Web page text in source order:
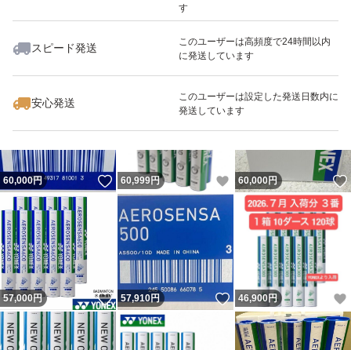
す
スピード発送
このユーザーは高頻度で24時間以内
に発送しています
安心発送
このユーザーは設定した発送日数内に
発送しています
いいね！
64,000
60,000円 いいね！
60,999円 いいね！
60,000円
57,000円 いいね！
57,910円 いいね！
46,900円